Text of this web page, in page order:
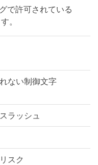
で許可されている
。
ない制御文字
ラッシュ
スク